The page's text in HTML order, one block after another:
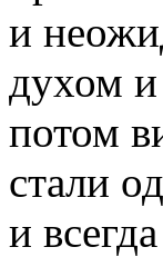
и
духом
потом
стали
и